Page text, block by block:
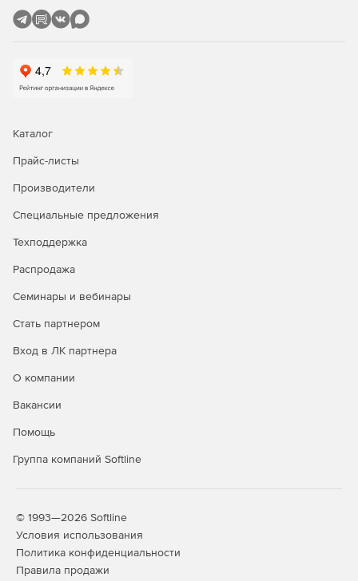
документацией.
организовывать чаты и передавать в чате ссылки на
объекты.
сопроводительную документацию из внешних систем.
процессам управления технической документацией
Каталог
Прайс-листы
Производители
Специальные предложения
Техподдержка
Распродажа
Семинары и вебинары
Стать партнером
Вход в ЛК партнера
О компании
Вакансии
Помощь
Группа компаний Softline
© 1993—2026 Softline
Условия использования
Политика конфиденциальности
Правила продажи